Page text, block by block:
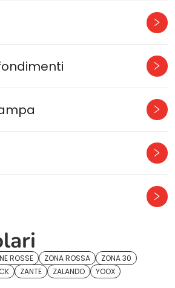
ROSSE ZONA ROSSA
ZONA 30
ZANTE ZALANDO YOOX